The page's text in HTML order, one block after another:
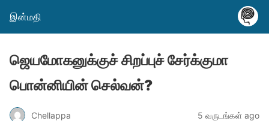
இன்மதி
ஜெயமோகனுக்குச் சிறப்புச் சேர்க்குமா
பொன்னியின் செல்வன்?
Chellappa 5 வருடங்கள் ago